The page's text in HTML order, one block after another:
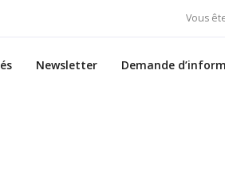
Vous
Newsletter Demande